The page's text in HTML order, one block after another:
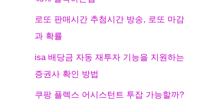
로또 판매시간 추첨시간 방송, 로또 마감
과 확률
isa 배당금 자동 재투자 기능을 지원하는
증권사 확인 방법
쿠팡 플렉스 어시스턴트 투잡 가능할까?